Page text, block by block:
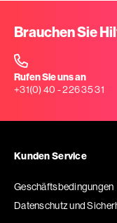
Brauchen Sie
Rufen Sie uns an
+31(0) 40 - 226 35 31
Kunden Service
Geschäftsbedingungen
Datenschutz und